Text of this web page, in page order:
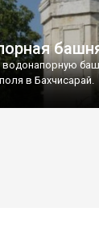
водонапорную
в Бахчисарай.